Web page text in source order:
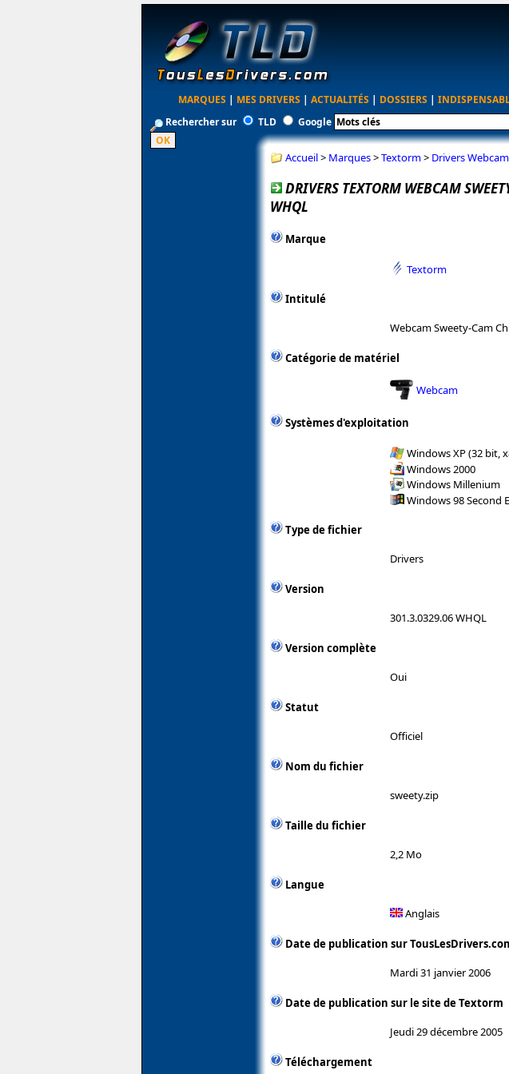
MARQUES | MES DRIVERS | ACTUALITÉS | DOSSIERS |
Rechercher sur
TLD Google
Accueil> Marques>Textorm> Drivers
DRIVERS TEXTORM WEBCAM
WHQL
Marque
Textorm
Intitulé
Webcam Sweety-Cam
Catégorie de matériel
Webcam
Systèmes d'exploitation
Windows XP (32 bit,
Windows 2000
Windows Millenium
Windows 98 Second
Type de fichier
Drivers
Version
301.3.0329.06 WHQL
Version complète
Oui
Statut
Officiel
Nom du fichier
sweety.zip
Taille du fichier
2,2 Mo
Langue
Anglais
Date de publication sur
Mardi 31 janvier 2006
Date de publication sur le site de Textorm
Jeudi 29 décembre 2005
Téléchargement